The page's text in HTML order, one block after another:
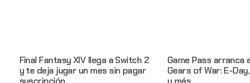
Final Fantasy XIV llega a Switch 2
y te deja jugar un mes sin pagar
Game Pass arranca
Gears of War: E-